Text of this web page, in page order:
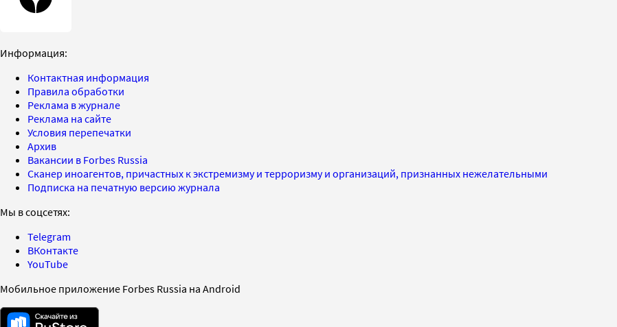
Информация:
Контактная информация
Правила обработки
Реклама в журнале
Реклама на сайте
Условия перепечатки
Архив
Вакансии в Forbes Russia
Сканер иноагентов, причастных к экстремизму и терроризму и организаций, признанных нежелательными
Подписка на печатную версию журнала
Мы в соцсетях:
Telegram
ВКонтакте
YouTube
Мобильное приложение Forbes Russia на Android